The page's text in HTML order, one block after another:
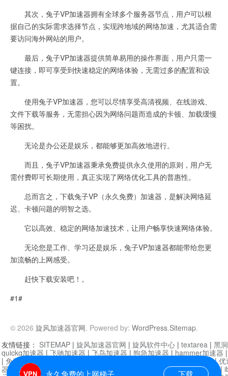
其次，兔子VP加速器拥有全球多个服务器节点，用户可以根
据自己的实际需求选择节点，实现跨地域的网络加速，尤其适合需
要访问海外网站的用户。
最后，兔子VP加速器提供简单易用的操作界面，用户只需一
键连接，即可享受到快速稳定的网络体验，无需过多的配置和设
置。
使用兔子VP加速器，您可以尽情享受高清视频、在线游戏、
文件下载等服务，无需担心因为网络问题而造成的卡顿、加载缓慢
等困扰。
无论是办公还是娱乐，都能够更加高效地进行。
而且，兔子VP加速器秉承免费提供永久使用的原则，用户无
需付费即可长期使用，真正实现了网络优化工具的普惠性。
总而言之，下载兔子VP（永久免费）加速器，是解决网络延
迟、卡顿问题的明智之选。
它以高效、稳定的网络加速技术，让用户畅享快速网络体验。
无论您是工作、学习还是娱乐，兔子VP加速器都能带给您更
加流畅的上网感受。
赶快下载安装吧！。
#1#
© 2026 旋风加速器官网. Powered by: WordPress.Sitemap.
永久免费的上网梯子 下载
友情链接： SITEMAP | 旋风加速器官网 | 旋风软件中心 | textarea | 黑
quickq加速器 | 飞驰加速器 | 飞鸟加速器 | 狗急加速器 | hammer加速器
| 免费vqn加速外网 迷雾通|优
器| 快柠檬加速器 |黑洞加速 |falemon 快橙加速器|anycast加速器 |